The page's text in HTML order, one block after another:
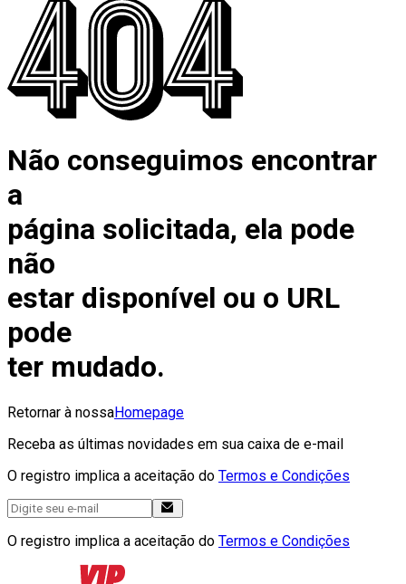
Não conseguimos encontrar
a
página solicitada, ela pode
não
estar disponível ou o URL
pode
ter mudado.
Retornar à nossaHomepage
Receba as últimas novidades em sua caixa de e-mail
O registro implica a aceitação do Termos e Condições
O registro implica a aceitação do Termos e Condições